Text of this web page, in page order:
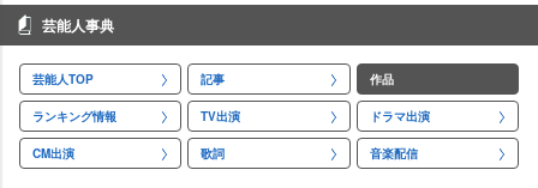
芸能人事典
芸能人TOP 記事 作品
ランキング情報 TV出演 ドラマ出演
CM出演 歌詞 音楽配信